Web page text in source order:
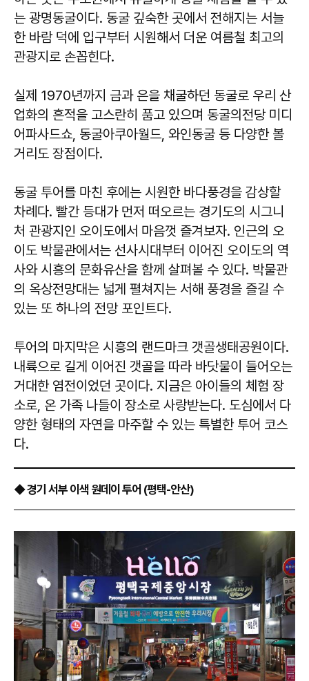
는 광명동굴이다. 동굴 깊숙한 곳에서 전해지는 서늘
한 바람 덕에 입구부터 시원해서 더운 여름철 최고의
관광지로 손꼽힌다.
실제 1970년까지 금과 은을 채굴하던 동굴로 우리 산
업화의 흔적을 고스란히 품고 있으며 동굴의전당 미디
어파사드쇼, 동굴아쿠아월드, 와인동굴 등 다양한 볼
거리도 장점이다.
동굴 투어를 마친 후에는 시원한 바다풍경을 감상할
차례다. 빨간 등대가 먼저 떠오르는 경기도의 시그니
처 관광지인 오이도에서 마음껏 즐겨보자. 인근의 오
이도 박물관에서는 선사시대부터 이어진 오이도의 역
사와 시흥의 문화유산을 함께 살펴볼 수 있다. 박물관
의 옥상전망대는 넓게 펼쳐지는 서해 풍경을 즐길 수
있는 또 하나의 전망 포인트다.
투어의 마지막은 시흥의 랜드마크 갯골생태공원이다.
내륙으로 길게 이어진 갯골을 따라 바닷물이 들어오는
거대한 염전이었던 곳이다. 지금은 아이들의 체험 장
소로, 온 가족 나들이 장소로 사랑받는다. 도심에서 다
양한 형태의 자연을 마주할 수 있는 특별한 투어 코스
다.
◆ 경기 서부 이색 원데이 투어 (평택-안산)